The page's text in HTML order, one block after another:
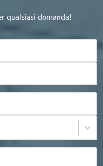
qualsiasi domanda!